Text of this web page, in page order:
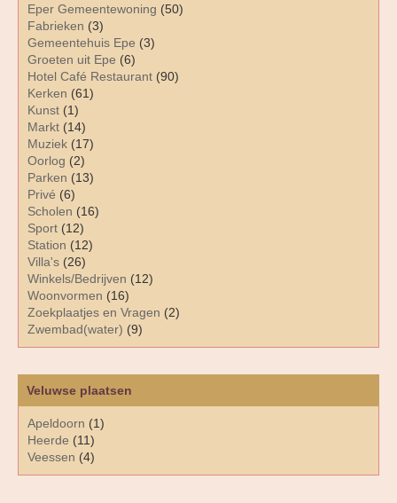
Eper Gemeentewoning (50)
Fabrieken (3)
Gemeentehuis Epe (3)
Groeten uit Epe (6)
Hotel Café Restaurant (90)
Kerken (61)
Kunst (1)
Markt (14)
Muziek (17)
Oorlog (2)
Parken (13)
Privé (6)
Scholen (16)
Sport (12)
Station (12)
Villa's (26)
Winkels/Bedrijven (12)
Woonvormen (16)
Zoekplaatjes en Vragen (2)
Zwembad(water) (9)
Veluwse plaatsen
Apeldoorn (1)
Heerde (11)
Veessen (4)